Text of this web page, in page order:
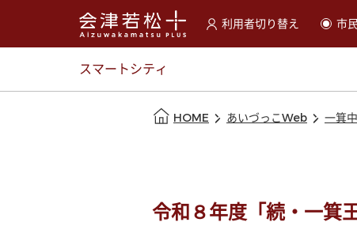
利用者切り替え
選択すると利用者の切替市
スマートシティ
HOME あいづっこWeb 一箕
令和８年度「続・一箕